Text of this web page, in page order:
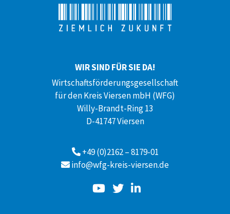
WIR SIND FÜR SIE DA!
Wirtschaftsförderungsgesellschaft
für den Kreis Viersen mbH (WFG)
Willy-Brandt-Ring 13
D-41747 Viersen
+49 (0)2162 – 8179-01
info@wfg-kreis-viersen.de